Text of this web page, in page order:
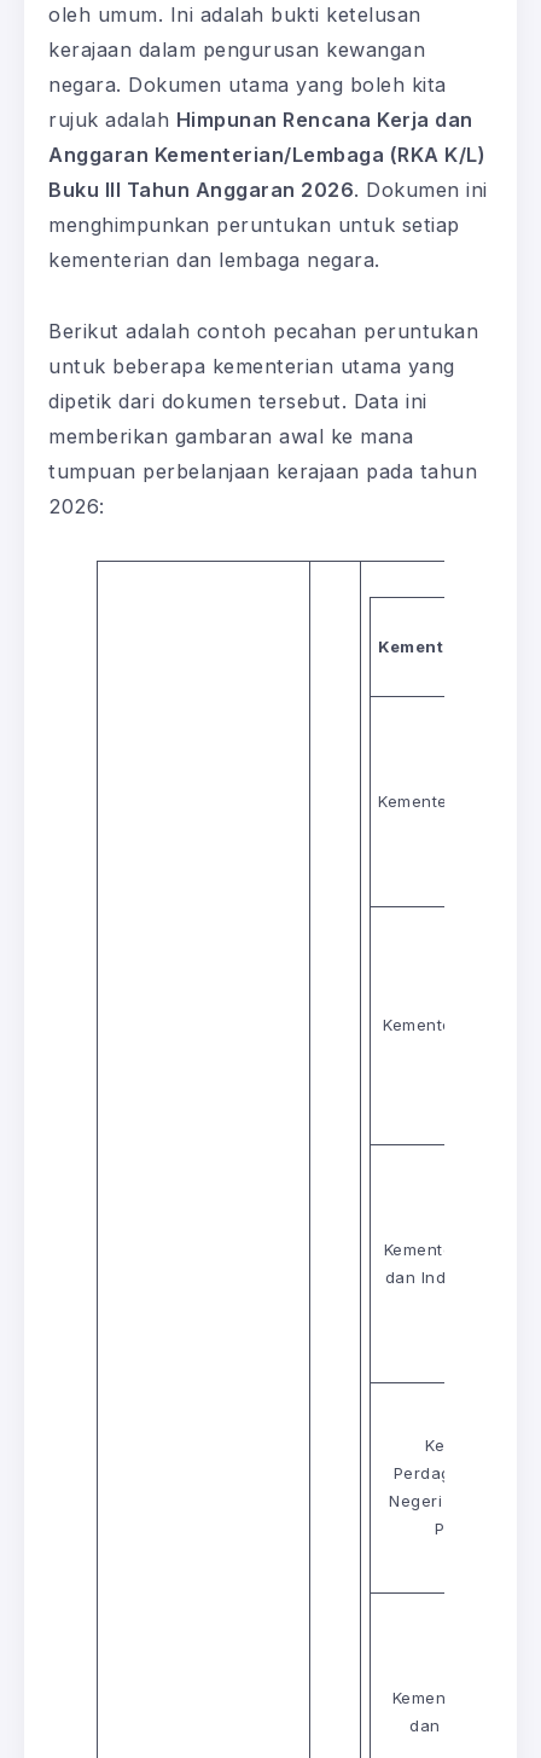
oleh umum. Ini adalah bukti ketelusan
kerajaan dalam pengurusan kewangan
negara. Dokumen utama yang boleh kita
rujuk adalah Himpunan Rencana Kerja dan
Anggaran Kementerian/Lembaga (RKA K/L)
Buku III Tahun Anggaran 2026. Dokumen ini
menghimpunkan peruntukan untuk setiap
kementerian dan lembaga negara.
Berikut adalah contoh pecahan peruntukan
untuk beberapa kementerian utama yang
dipetik dari dokumen tersebut. Data ini
memberikan gambaran awal ke mana
tumpuan perbelanjaan kerajaan pada tahun
2026:
Kementerian/
Kementerian
Kementerian
Kementerian
dan Industri Asas
Kementerian
Perdagangan
Negeri dan Hal
Pengguna
Kementerian
dan Sumber Asli